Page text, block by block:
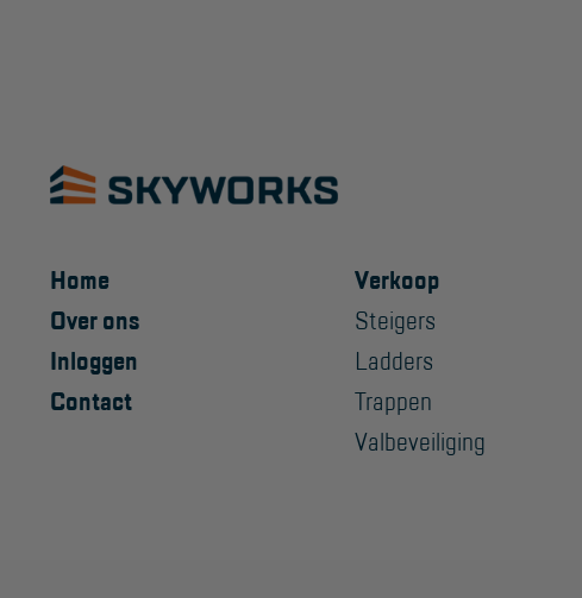
Home
Over ons
Inloggen
Contact
Verkoop
Steigers
Ladders
Trappen
Valbeveiliging